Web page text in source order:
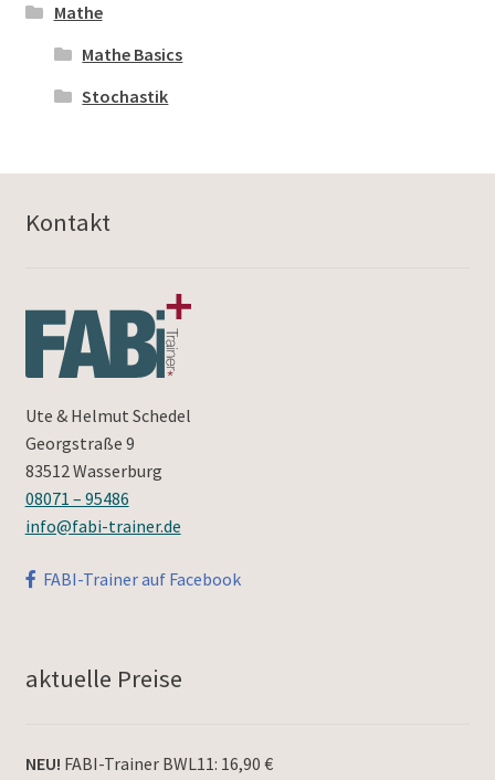
Mathe
Mathe Basics
Stochastik
Kontakt
Ute & Helmut Schedel
Georgstraße 9
83512 Wasserburg
08071 – 95486
info@fabi-trainer.de
FABI-Trainer auf Facebook
aktuelle Preise
NEU! FABI-Trainer BWL11: 16,90 €